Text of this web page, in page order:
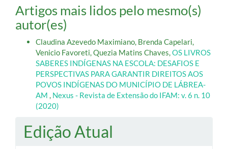
Artigos mais lidos pelo mesmo(s)
autor(es)
Claudina Azevedo Maximiano, Brenda Capelari,
Venicio Favoreti, Quezia Matins Chaves,OS LIVROS
SABERES INDÍGENAS NA ESCOLA: DESAFIOS E
PERSPECTIVAS PARA GARANTIR DIREITOS AOS
POVOS INDÍGENAS DO MUNICÍPIO DE LÁBREA-
AM , Nexus - Revista de Extensão do IFAM: v. 6 n. 10
(2020)
Edição Atual